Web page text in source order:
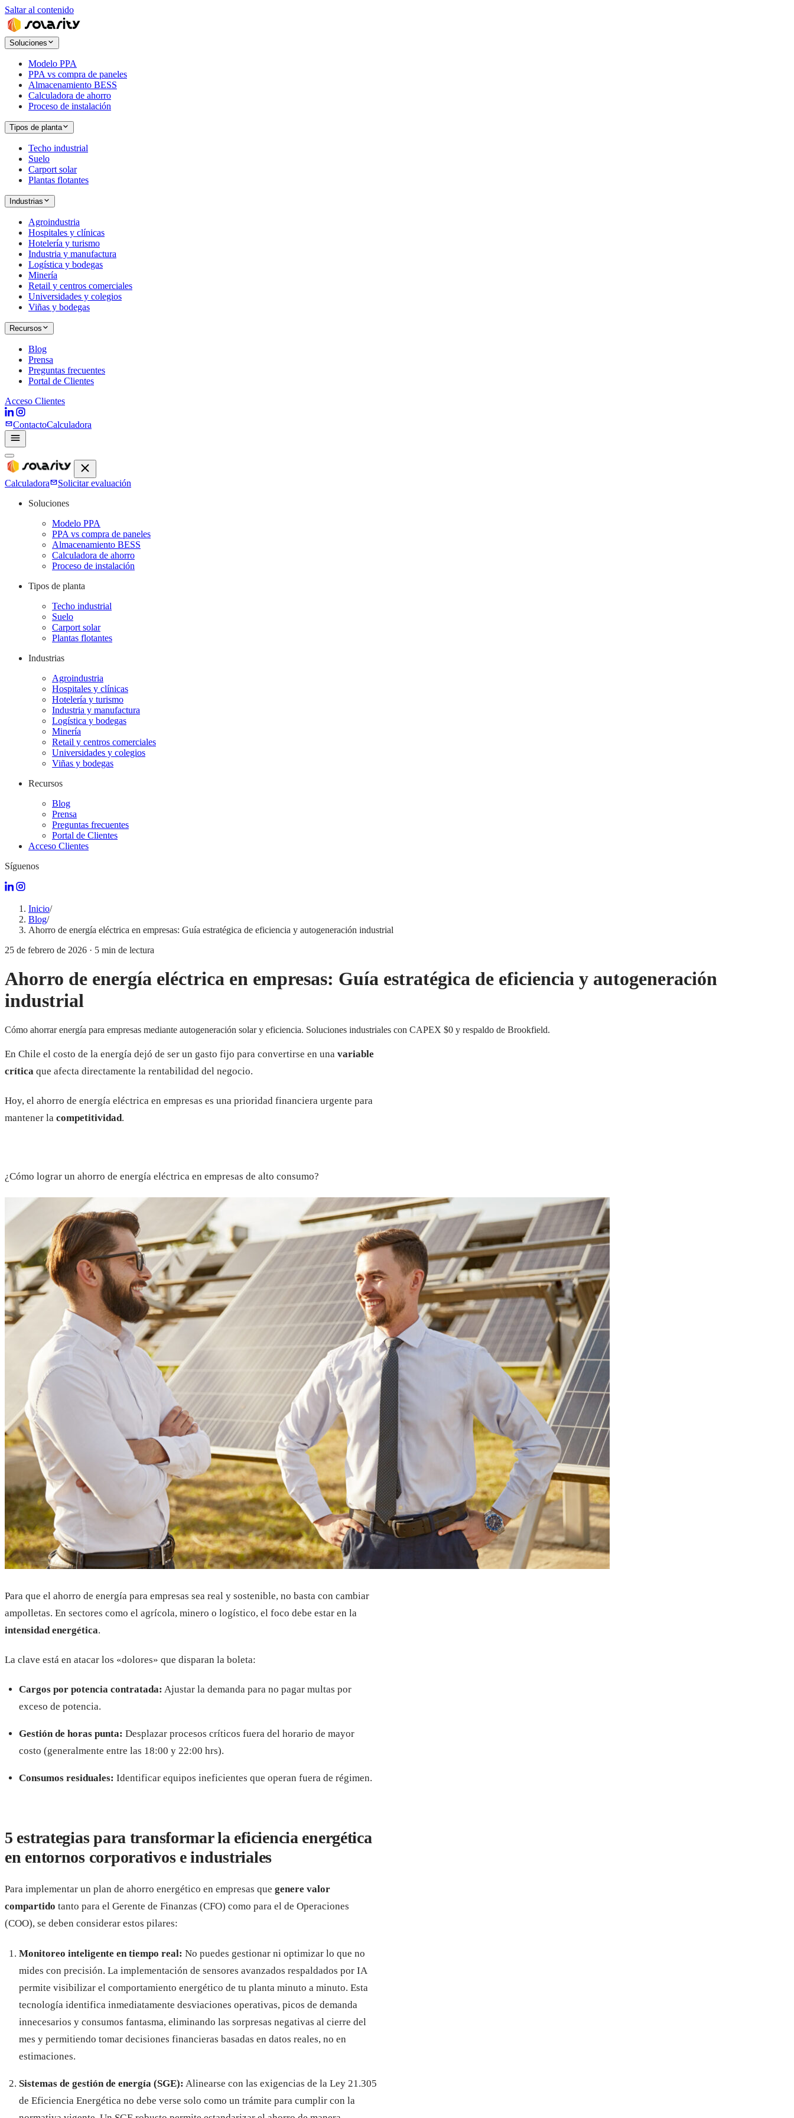
Saltar al contenido
Soluciones
Modelo PPA
PPA vs compra de paneles
Almacenamiento BESS
Calculadora de ahorro
Proceso de instalación
Tipos de planta
Techo industrial
Suelo
Carport solar
Plantas flotantes
Industrias
Agroindustria
Hospitales y clínicas
Hotelería y turismo
Industria y manufactura
Logística y bodegas
Minería
Retail y centros comerciales
Universidades y colegios
Viñas y bodegas
Recursos
Blog
Prensa
Preguntas frecuentes
Portal de Clientes
Acceso Clientes
ContactoCalculadora
Calculadora
Solicitar evaluación
Soluciones
Modelo PPA
PPA vs compra de paneles
Almacenamiento BESS
Calculadora de ahorro
Proceso de instalación
Tipos de planta
Techo industrial
Suelo
Carport solar
Plantas flotantes
Industrias
Agroindustria
Hospitales y clínicas
Hotelería y turismo
Industria y manufactura
Logística y bodegas
Minería
Retail y centros comerciales
Universidades y colegios
Viñas y bodegas
Recursos
Blog
Prensa
Preguntas frecuentes
Portal de Clientes
Acceso Clientes
Síguenos
Inicio/
Blog/
Ahorro de energía eléctrica en empresas: Guía estratégica de eficiencia y autogeneración industrial
25 de febrero de 2026 · 5 min de lectura
Ahorro de energía eléctrica en empresas: Guía estratégica de eficiencia y autogeneración
industrial
Cómo ahorrar energía para empresas mediante autogeneración solar y eficiencia. Soluciones industriales con CAPEX $0 y respaldo de Brookfield.
En Chile el costo de la energía dejó de ser un gasto fijo para convertirse en una variable
crítica que afecta directamente la rentabilidad del negocio.
Hoy, el ahorro de energía eléctrica en empresas es una prioridad financiera urgente para
mantener la competitividad.
¿Cómo lograr un ahorro de energía eléctrica en empresas de alto consumo?
Para que el ahorro de energía para empresas sea real y sostenible, no basta con cambiar
ampolletas. En sectores como el agrícola, minero o logístico, el foco debe estar en la
intensidad energética.
La clave está en atacar los «dolores» que disparan la boleta:
Cargos por potencia contratada: Ajustar la demanda para no pagar multas por
exceso de potencia.
Gestión de horas punta: Desplazar procesos críticos fuera del horario de mayor
costo (generalmente entre las 18:00 y 22:00 hrs).
Consumos residuales: Identificar equipos ineficientes que operan fuera de régimen.
5 estrategias para transformar la eficiencia energética
en entornos corporativos e industriales
Para implementar un plan de ahorro energético en empresas que genere valor
compartido tanto para el Gerente de Finanzas (CFO) como para el de Operaciones
(COO), se deben considerar estos pilares:
Monitoreo inteligente en tiempo real: No puedes gestionar ni optimizar lo que no
mides con precisión. La implementación de sensores avanzados respaldados por IA
permite visibilizar el comportamiento energético de tu planta minuto a minuto. Esta
tecnología identifica inmediatamente desviaciones operativas, picos de demanda
innecesarios y consumos fantasma, eliminando las sorpresas negativas al cierre del
mes y permitiendo tomar decisiones financieras basadas en datos reales, no en
estimaciones.
Sistemas de gestión de energía (SGE): Alinearse con las exigencias de la Ley 21.305
de Eficiencia Energética no debe verse solo como un trámite para cumplir con la